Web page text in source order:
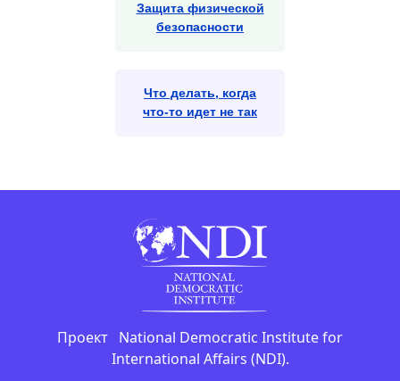
Защита физической
безопасности
Что делать, когда
что-то идет не так
Проект National Democratic Institute for
International Affairs (NDI).